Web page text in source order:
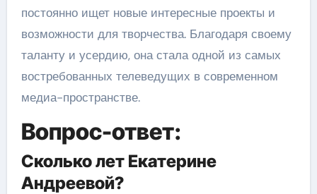
постоянно ищет новые интересные проекты и
возможности для творчества. Благодаря своему
таланту и усердию, она стала одной из самых
востребованных телеведущих в современном
медиа-пространстве.
Вопрос-ответ:
Сколько лет Екатерине
Андреевой?